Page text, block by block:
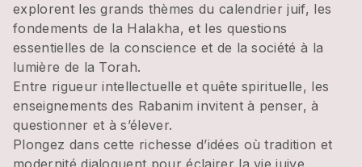
explorent les grands thèmes du calendrier juif, les
fondements de la Halakha, et les questions
essentielles de la conscience et de la société à la
lumière de la Torah.
Entre rigueur intellectuelle et quête spirituelle, les
enseignements des Rabanim invitent à penser, à
questionner et à s’élever.
Plongez dans cette richesse d’idées où tradition et